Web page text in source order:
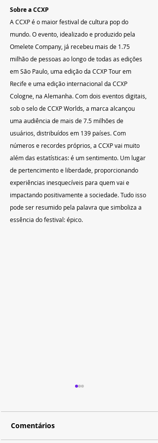
Sobre a CCXP
A CCXP é o maior festival de cultura pop do
mundo. O evento, idealizado e produzido pela
Omelete Company, já recebeu mais de 1.75
milhão de pessoas ao longo de todas as edições
em São Paulo, uma edição da CCXP Tour em
Recife e uma edição internacional da CCXP
Cologne, na Alemanha. Com dois eventos digitais,
sob o selo de CCXP Worlds, a marca alcançou
uma audiência de mais de 7.5 milhões de
usuários, distribuídos em 139 países. Com
números e recordes próprios, a CCXP vai muito
além das estatísticas: é um sentimento. Um lugar
de pertencimento e liberdade, proporcionando
experiências inesquecíveis para quem vai e
impactando positivamente a sociedade. Tudo isso
pode ser resumido pela palavra que simboliza a
essência do festival: épico.
Comentários